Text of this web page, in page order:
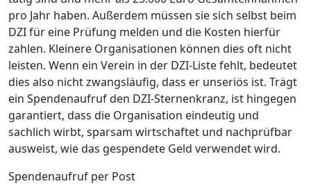
pro Jahr haben. Außerdem müssen sie sich selbst beim
DZI für eine Prüfung melden und die Kosten hierfür
zahlen. Kleinere Organisationen können dies oft nicht
leisten. Wenn ein Verein in der DZI-Liste fehlt, bedeutet
dies also nicht zwangsläufig, dass er unseriös ist. Trägt
ein Spendenaufruf den DZI-Sternenkranz, ist hingegen
garantiert, dass die Organisation eindeutig und
sachlich wirbt, sparsam wirtschaftet und nachprüfbar
ausweist, wie das gespendete Geld verwendet wird.
Spendenaufruf per Post